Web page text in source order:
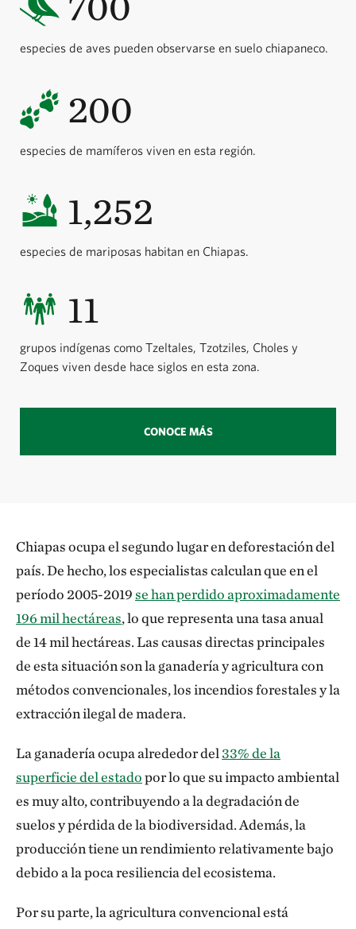
especies de aves pueden observarse en suelo chiapaneco.
200
especies de mamíferos viven en esta región.
1,252
especies de mariposas habitan en Chiapas.
11
grupos indígenas como Tzeltales, Tzotziles, Choles y
Zoques viven desde hace siglos en esta zona.
CONOCE MÁS
Chiapas ocupa el segundo lugar en deforestación del
país. De hecho, los especialistas calculan que en el
período 2005-2019se han perdido aproximadamente
196 mil hectáreas, lo que representa una tasa anual
de 14 mil hectáreas. Las causas directas principales
de esta situación son la ganadería y agricultura con
métodos convencionales, los incendios forestales y la
extracción ilegal de madera.
La ganadería ocupa alrededor del 33% de la
superficie del estadopor lo que su impacto ambiental
es muy alto, contribuyendo a la degradación de
suelos y pérdida de la biodiversidad. Además, la
producción tiene un rendimiento relativamente bajo
debido a la poca resiliencia del ecosistema.
Por su parte, la agricultura convencional está